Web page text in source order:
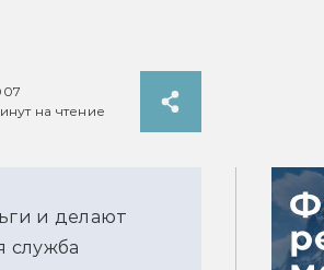
на чтение
и делают
служба